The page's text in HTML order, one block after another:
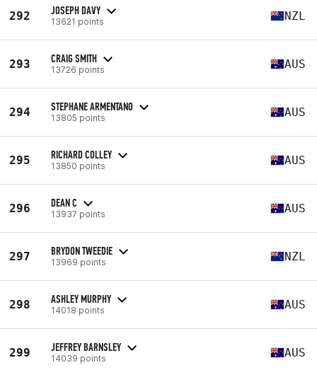
292 JOSEPH DAVY
13621 points NZL
293 CRAIG SMITH
13726 points AUS
294 STEPHANE ARMENTANO
13805 points AUS
295 RICHARD COLLEY
13850 points AUS
296 DEAN C
13937 points AUS
297 BRYDON TWEEDIE
13969 points NZL
298 ASHLEY MURPHY
14018 points AUS
299 JEFFREY BARNSLEY
14039 points AUS